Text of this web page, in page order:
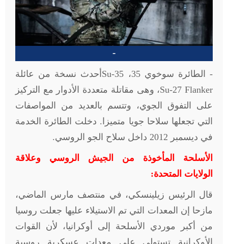
-
- الطائرة سوخوي 35، Su-35أحدث نسخة من عائلة
Su-27 Flanker، وهى مقاتلة متعددة الأدوار مع التركيز
على التفوق الجوي، وتتسم بالعديد من المواصفات
التي تجعلها سلاحا جويا متميزا. دخلت الطائرة الخدمة
في ديسمبر 2012 داخل سلاح الجو الروسي.
الأسلحة المأخوذة من الجيش الروسي وعلاقة
الولايات المتحدة:
قال الرئيس زيلينسكي، في منتصف مارس الماضي،
مازحا إن المعدات التي تم الاستيلاء عليها جعلت روسيا
من أكبر موردي الأسلحة إلى أوكرانيا، لأن القوات
الأوكرانية تستولي على معدات عسكرية روسية